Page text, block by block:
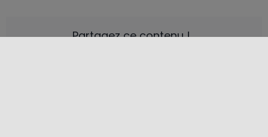
Partagez ce contenu !